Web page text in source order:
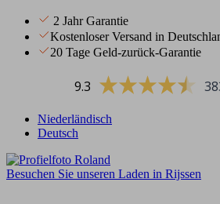
2 Jahr Garantie
Kostenloser Versand in
20 Tage Geld-zurück-Garantie
9.3
Niederländisch
Deutsch
Besuchen Sie unseren Laden in Rijssen